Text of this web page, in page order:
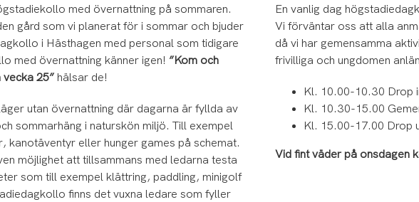
med övernattning på sommaren.
gård som vi planerat för i sommar och bjuder
i Hästhagen med personal som tidigare
med övernattning känner igen! ”Kom och
vecka 25”hälsar de!
utan övernattning där dagarna är fyllda av
sommarhäng i naturskön miljö. Till exempel
kanotäventyr eller hunger games på schemat.
möjlighet att tillsammans med ledarna testa
som till exempel klättring, paddling, minigolf
finns det vuxna ledare som fyller
En vanlig dag
Vi förväntar oss att alla
då vi har gemensamma
frivilliga och ungdomen
Kl. 10.00-10.30 Drop
Kl. 10.30-15.00
Kl. 15.00-17.00 Drop
Vid fint väder på onsdagen